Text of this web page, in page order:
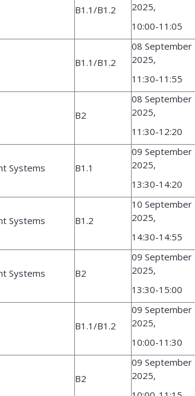
B1.1/B1.2
2025,
10:00-11:05
B1.1/B1.2
08 September
2025,
11:30-11:55
B2
08 September
2025,
11:30-12:20
Systems B1.1
09 September
2025,
13:30-14:20
Systems B1.2
10 September
2025,
14:30-14:55
Systems B2
09 September
2025,
13:30-15:00
B1.1/B1.2
09 September
2025,
10:00-11:30
B2
09 September
2025,